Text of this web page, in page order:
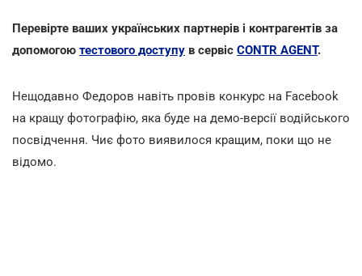
Перевірте ваших українських партнерів і контрагентів за
допомогою тестового доступу в сервіс CONTR AGENT.
Нещодавно Федоров навіть провів конкурс на Facebook
на кращу фотографію, яка буде на демо-версії водійського
посвідчення. Чиє фото виявилося кращим, поки що не
відомо.